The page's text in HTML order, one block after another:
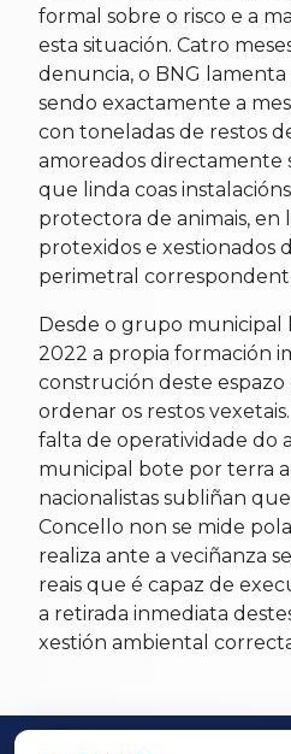
formal sobre o risco e a
esta situación. Catro
denuncia, o BNG
sendo exactamente a
con toneladas de restos
amoreados directamente
que linda coas
protectora de animais, en
protexidos e xestionados
perimetral
Desde o grupo municipal
2022 a propia formación
construción deste espazo
ordenar os restos
falta de operatividade do
municipal bote por terra
nacionalistas subliñan
Concello non se mide
realiza ante a veciñanza
reais que é capaz de
a retirada inmediata
xestión ambiental